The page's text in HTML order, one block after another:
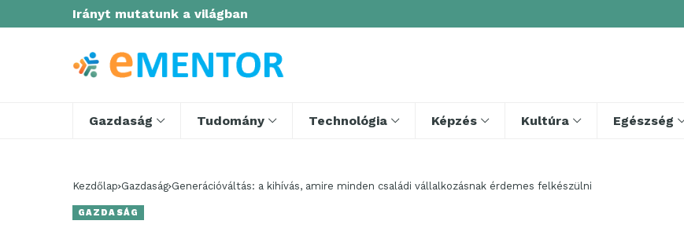
Irányt mutatunk a világban
Gazdaság Tudomány Technológia Képzés Kultúra Egészség
Kezdőlap Gazdaság Generációváltás: a kihívás, amire minden családi vállalkozásnak érdemes felkészülni
GAZDASÁG